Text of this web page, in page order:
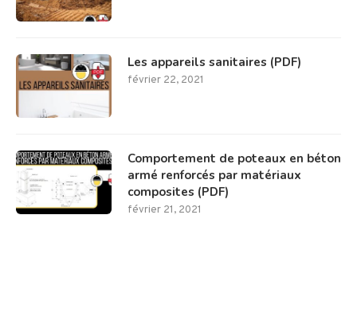
Les appareils sanitaires (PDF)
février 22, 2021
Comportement de poteaux en béton
armé renforcés par matériaux
composites (PDF)
février 21, 2021